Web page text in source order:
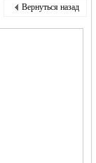
Вернуться назад